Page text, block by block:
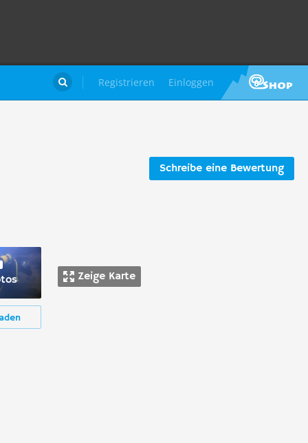
Registrieren Einloggen

Schreibe eine Bewertung
Zeige Karte